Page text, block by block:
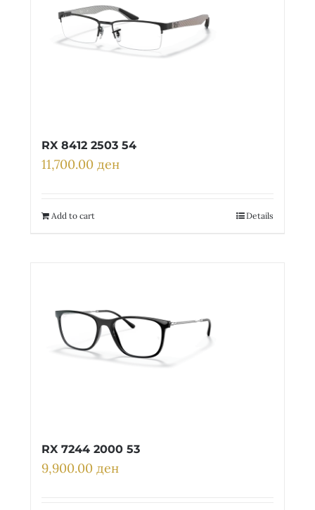
RX 8412 2503 54
11,700.00 ден
Add to cart Details
RX 7244 2000 53
9,900.00 ден